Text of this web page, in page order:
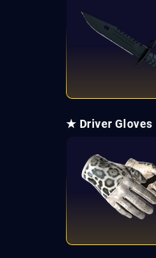
★ Driver Gloves